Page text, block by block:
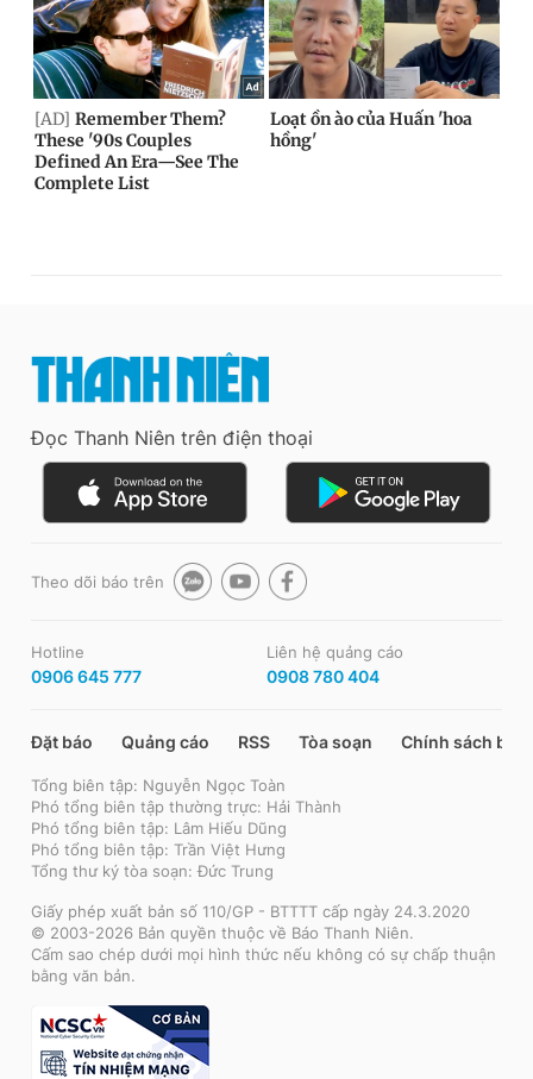
Đọc Thanh Niên trên điện thoại
Theo dõi báo trên
Hotline
0906 645 777
Liên hệ quảng cáo
0908 780 404
Đặt báo Quảng cáo RSS Tòa soạn Chính sách bảo
Tổng biên tập: Nguyễn Ngọc Toàn
Phó tổng biên tập thường trực: Hải Thành
Phó tổng biên tập: Lâm Hiếu Dũng
Phó tổng biên tập: Trần Việt Hưng
Tổng thư ký tòa soạn: Đức Trung
Giấy phép xuất bản số 110/GP - BTTTT cấp ngày 24.3.2020
© 2003-2026 Bản quyền thuộc về Báo Thanh Niên.
Cấm sao chép dưới mọi hình thức nếu không có sự chấp thuận
bằng văn bản.